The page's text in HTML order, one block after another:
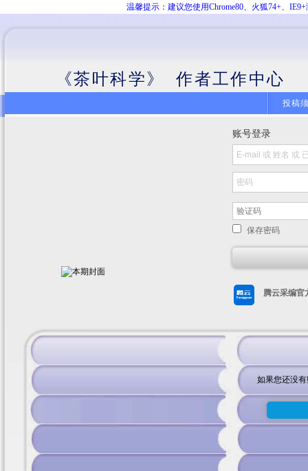
温馨提示：建议您使用Chrome80、火狐74+、
《茶叶科学》 作者工作中心
投稿
账号登录
保存密码
腾云采编官
如果您还没